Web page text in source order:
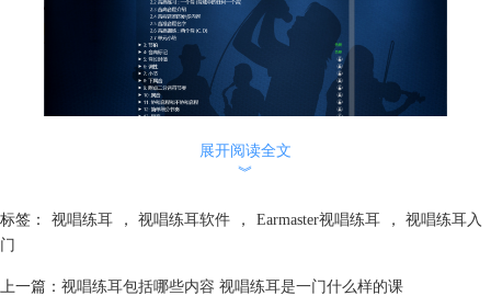
图一：EarMaster理论课程
2、进行实际训练
声乐是一门复杂的学科，它既不是只通过书本就能掌握，也不是只通过训
展开阅读全文
︾
标签： 视唱练耳 ， 视唱练耳软件 ， Earmaster视唱练耳 ，
视唱练耳入
门
上一篇： 视唱练耳包括哪些内容 视唱练耳是一门什么样的课